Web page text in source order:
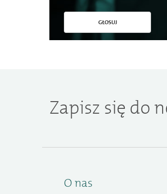
GŁOSUJ
Zapisz się do
O nas